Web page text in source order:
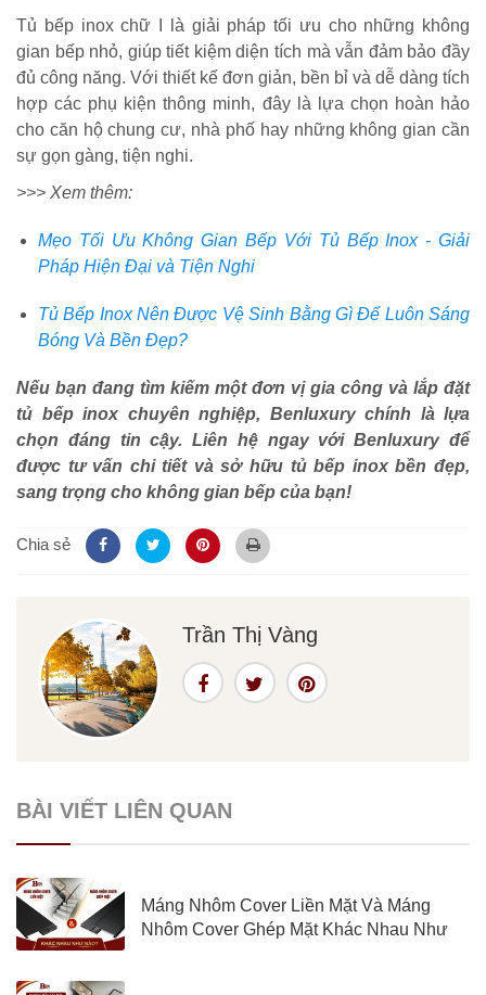
Tủ bếp inox chữ I là giải pháp tối ưu cho những không
gian bếp nhỏ, giúp tiết kiệm diện tích mà vẫn đảm bảo đầy
đủ công năng. Với thiết kế đơn giản, bền bỉ và dễ dàng tích
hợp các phụ kiện thông minh, đây là lựa chọn hoàn hảo
cho căn hộ chung cư, nhà phố hay những không gian cần
sự gọn gàng, tiện nghi.
>>> Xem thêm:
Mẹo Tối Ưu Không Gian Bếp Với Tủ Bếp Inox - Giải
Pháp Hiện Đại và Tiện Nghi
Tủ Bếp Inox Nên Được Vệ Sinh Bằng Gì Để Luôn Sáng
Bóng Và Bền Đẹp?
Nếu bạn đang tìm kiếm một đơn vị gia công và lắp đặt
tủ bếp inox chuyên nghiệp, Benluxury chính là lựa
chọn đáng tin cậy. Liên hệ ngay với Benluxury để
được tư vấn chi tiết và sở hữu tủ bếp inox bền đẹp,
sang trọng cho không gian bếp của bạn!
Chia sẻ
Trần Thị Vàng
BÀI VIẾT LIÊN QUAN
Máng Nhôm Cover Liền Mặt Và Máng
Nhôm Cover Ghép Mặt Khác Nhau Như